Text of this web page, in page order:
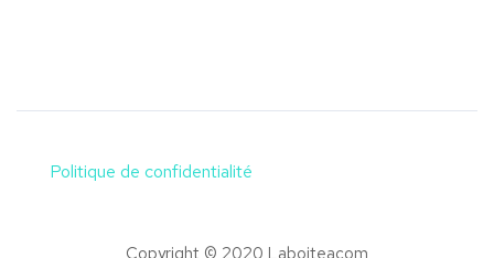
Politique de confidentialité